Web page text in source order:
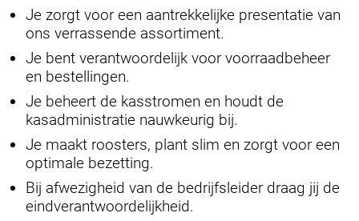
Je zorgt voor een aantrekkelijke presentatie van
ons verrassende assortiment.
Je bent verantwoordelijk voor voorraadbeheer
en bestellingen.
Je beheert de kasstromen en houdt de
kasadministratie nauwkeurig bij.
Je maakt roosters, plant slim en zorgt voor een
optimale bezetting.
Bij afwezigheid van de bedrijfsleider draag jij de
eindverantwoordelijkheid.